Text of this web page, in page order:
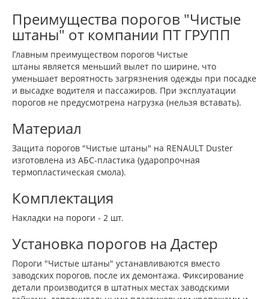
Преимущества порогов "Чистые
штаны" от компании ПТ ГРУПП
Главным преимуществом порогов Чистые
штаны является меньший вылет по ширине, что
уменьшает вероятность загрязнения одежды при посадке
и высадке водителя и пассажиров. При эксплуатации
порогов не предусмотрена нагрузка (нельзя вставать).
Материал
Защита порогов "Чистые штаны" на RENAULT Duster
изготовлена из АБС-пластика (ударопрочная
термопластическая смола).
Комплектация
Накладки на пороги - 2 шт.
Установка порогов на Дастер
Пороги "Чистые штаны" устанавливаются вместо
заводских порогов, после их демонтажа. Фиксирование
детали производится в штатных местах заводскими